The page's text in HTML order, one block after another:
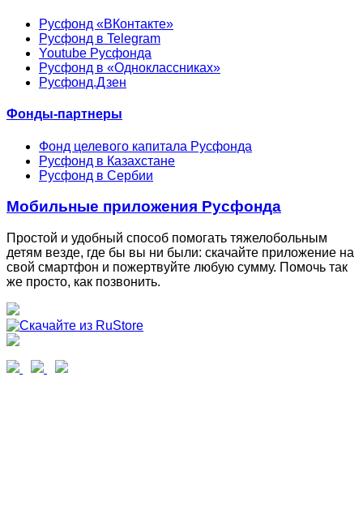
Русфонд «ВКонтакте»
Русфонд в Telegram
Youtube Русфонда
Русфонд в «Одноклассниках»
Русфонд.Дзен
Фонды-партнеры
Фонд целевого капитала Русфонда
Русфонд в Казахстане
Русфонд в Сербии
Мобильные приложения Русфонда
Простой и удобный способ помогать тяжелобольным
детям везде, где бы вы ни были: скачайте приложение на
свой смартфон и пожертвуйте любую сумму. Помочь так
же просто, как позвонить.